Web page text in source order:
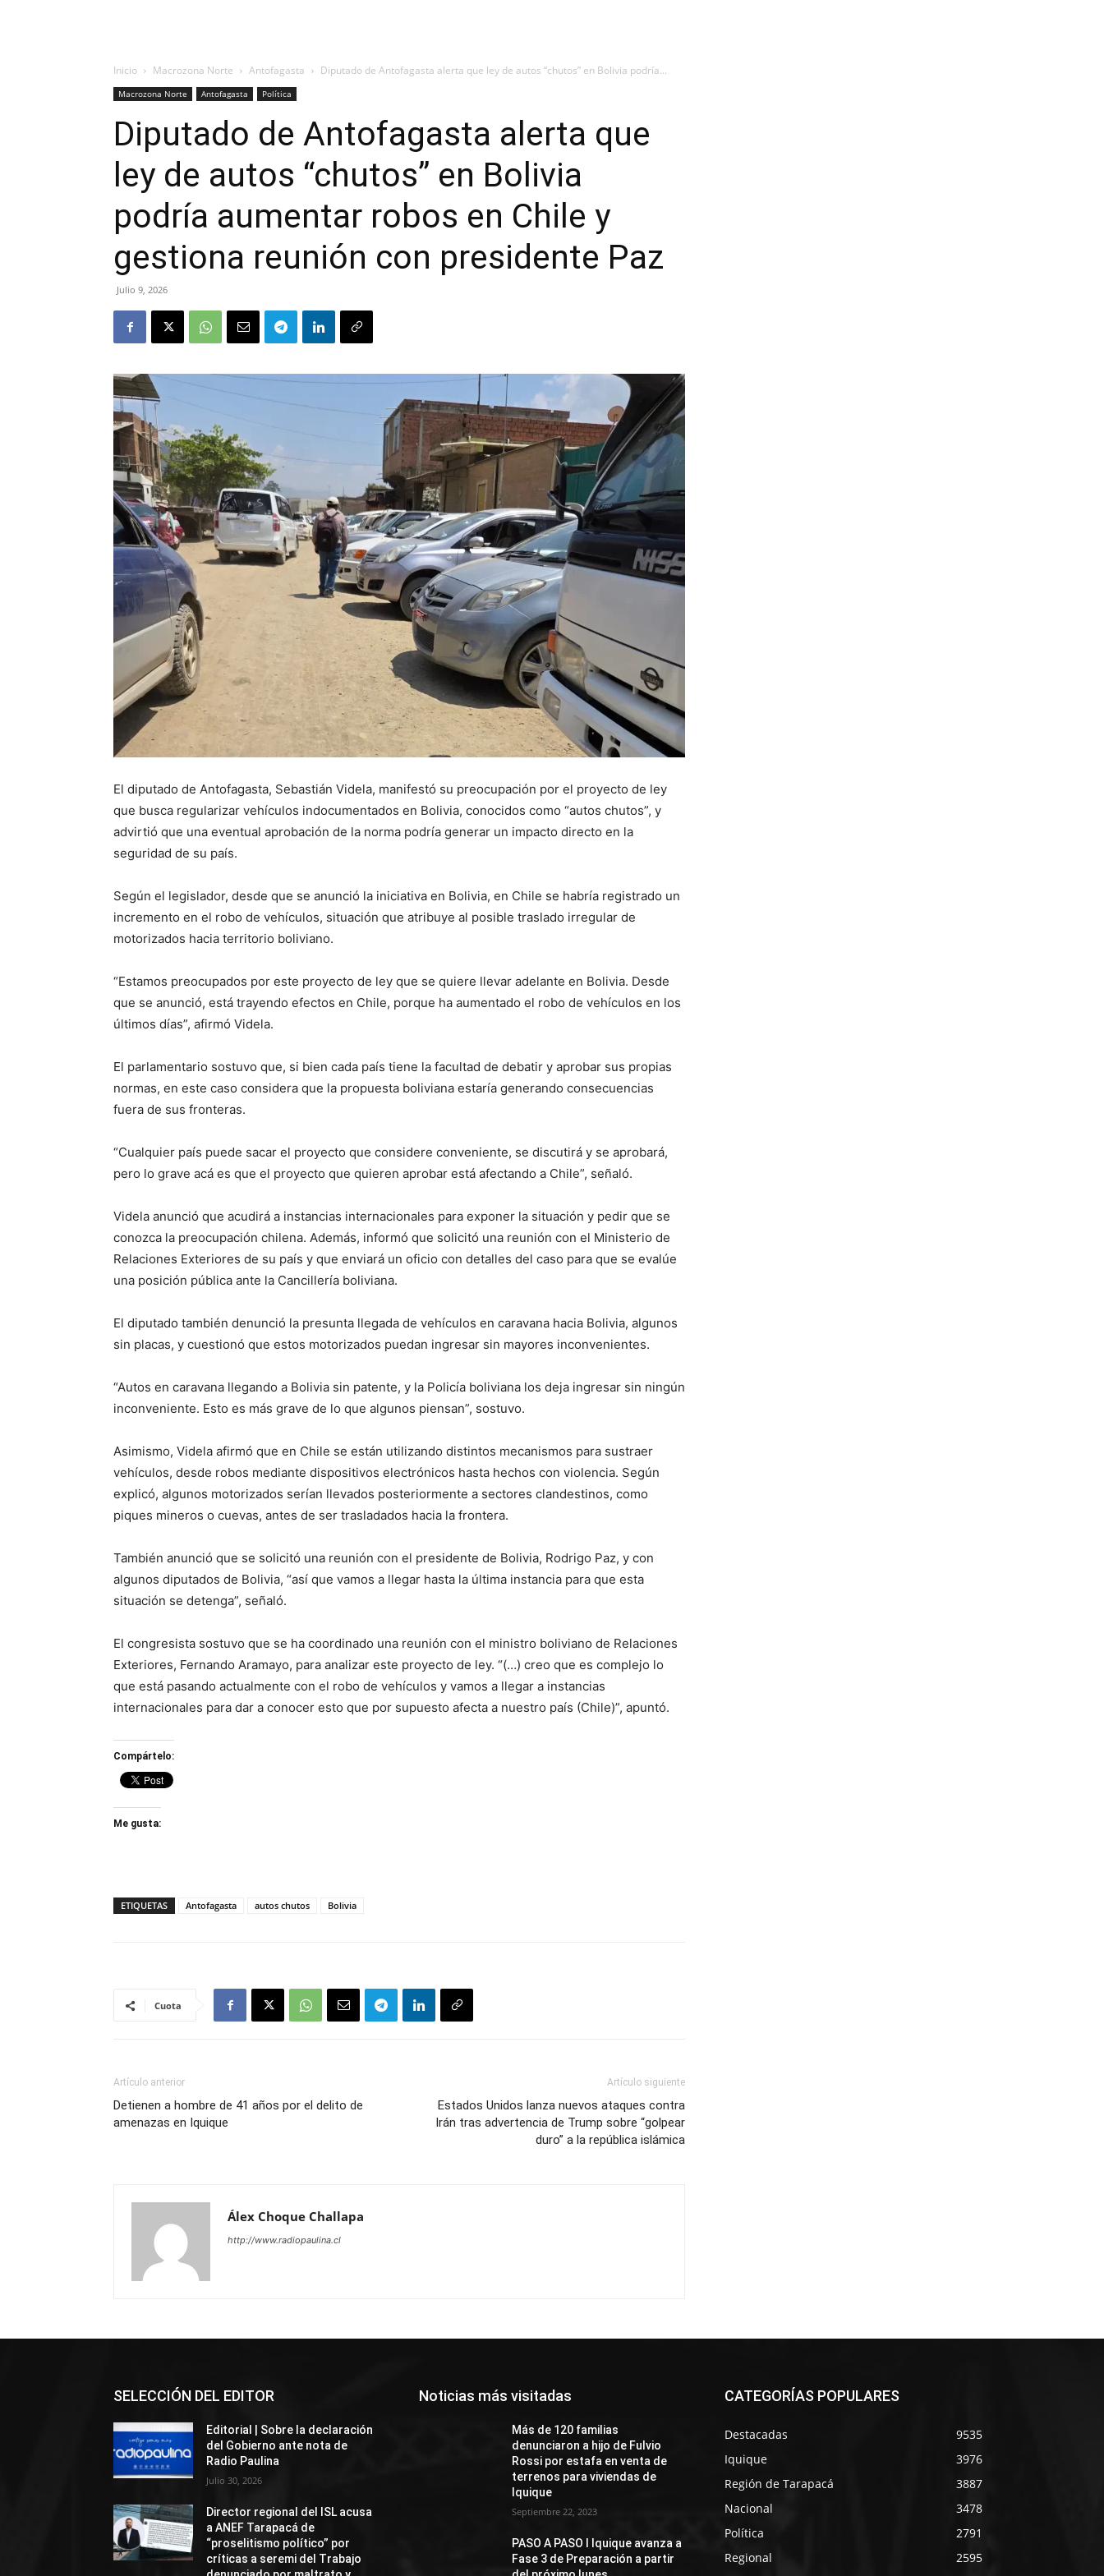
Inicio Macrozona Norte Antofagasta Diputado de Antofagasta alerta que ley de autos “chutos” en Bolivia podría...
Macrozona Norte Antofagasta Política
Diputado de Antofagasta alerta que
ley de autos “chutos” en Bolivia
podría aumentar robos en Chile y
gestiona reunión con presidente Paz
Julio 9, 2026
El diputado de Antofagasta, Sebastián Videla, manifestó su preocupación por el proyecto de ley
que busca regularizar vehículos indocumentados en Bolivia, conocidos como “autos chutos”, y
advirtió que una eventual aprobación de la norma podría generar un impacto directo en la
seguridad de su país.
Según el legislador, desde que se anunció la iniciativa en Bolivia, en Chile se habría registrado un
incremento en el robo de vehículos, situación que atribuye al posible traslado irregular de
motorizados hacia territorio boliviano.
“Estamos preocupados por este proyecto de ley que se quiere llevar adelante en Bolivia. Desde
que se anunció, está trayendo efectos en Chile, porque ha aumentado el robo de vehículos en los
últimos días”, afirmó Videla.
El parlamentario sostuvo que, si bien cada país tiene la facultad de debatir y aprobar sus propias
normas, en este caso considera que la propuesta boliviana estaría generando consecuencias
fuera de sus fronteras.
“Cualquier país puede sacar el proyecto que considere conveniente, se discutirá y se aprobará,
pero lo grave acá es que el proyecto que quieren aprobar está afectando a Chile”, señaló.
Videla anunció que acudirá a instancias internacionales para exponer la situación y pedir que se
conozca la preocupación chilena. Además, informó que solicitó una reunión con el Ministerio de
Relaciones Exteriores de su país y que enviará un oficio con detalles del caso para que se evalúe
una posición pública ante la Cancillería boliviana.
El diputado también denunció la presunta llegada de vehículos en caravana hacia Bolivia, algunos
sin placas, y cuestionó que estos motorizados puedan ingresar sin mayores inconvenientes.
“Autos en caravana llegando a Bolivia sin patente, y la Policía boliviana los deja ingresar sin ningún
inconveniente. Esto es más grave de lo que algunos piensan”, sostuvo.
Asimismo, Videla afirmó que en Chile se están utilizando distintos mecanismos para sustraer
vehículos, desde robos mediante dispositivos electrónicos hasta hechos con violencia. Según
explicó, algunos motorizados serían llevados posteriormente a sectores clandestinos, como
piques mineros o cuevas, antes de ser trasladados hacia la frontera.
También anunció que se solicitó una reunión con el presidente de Bolivia, Rodrigo Paz, y con
algunos diputados de Bolivia, “así que vamos a llegar hasta la última instancia para que esta
situación se detenga”, señaló.
El congresista sostuvo que se ha coordinado una reunión con el ministro boliviano de Relaciones
Exteriores, Fernando Aramayo, para analizar este proyecto de ley. “(…) creo que es complejo lo
que está pasando actualmente con el robo de vehículos y vamos a llegar a instancias
internacionales para dar a conocer esto que por supuesto afecta a nuestro país (Chile)”, apuntó.
Compártelo:
Me gusta:
ETIQUETAS Antofagasta autos chutos Bolivia
Cuota
Artículo anterior
Detienen a hombre de 41 años por el delito de
amenazas en Iquique
Artículo siguiente
Estados Unidos lanza nuevos ataques contra
Irán tras advertencia de Trump sobre “golpear
duro” a la república islámica
Álex Choque Challapa
http://www.radiopaulina.cl
SELECCIÓN DEL EDITOR
Editorial | Sobre la declaración
del Gobierno ante nota de
Radio Paulina
Julio 30, 2026
Director regional del ISL acusa
a ANEF Tarapacá de
“proselitismo político” por
críticas a seremi del Trabajo
Noticias más visitadas
Más de 120 familias
denunciaron a hijo de Fulvio
Rossi por estafa en venta de
terrenos para viviendas de
Iquique
Septiembre 22, 2023
PASO A PASO I Iquique avanza a
Fase 3 de Preparación a partir
CATEGORÍAS POPULARES
Destacadas
9535
Iquique
3976
Región de Tarapacá
3887
Nacional
3478
Política
2791
Regional
2595